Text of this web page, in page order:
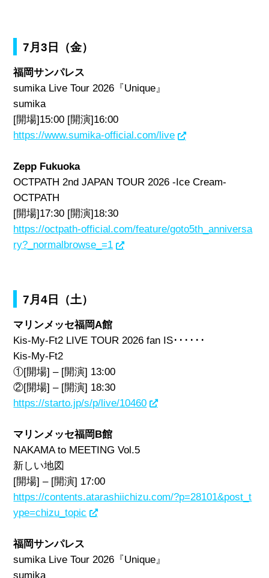
7月3日（金）
福岡サンパレス
sumika Live Tour 2026『Unique』
sumika
[開場]15:00 [開演]16:00
https://www.sumika-official.com/live
Zepp Fukuoka
OCTPATH 2nd JAPAN TOUR 2026 -Ice Cream-
OCTPATH
[開場]17:30 [開演]18:30
https://octpath-official.com/feature/goto5th_anniversa
ry?_normalbrowse_=1
7月4日（土）
マリンメッセ福岡A館
Kis-My-Ft2 LIVE TOUR 2026 fan IS･･････
Kis-My-Ft2
①[開場] – [開演] 13:00
②[開場] – [開演] 18:30
https://starto.jp/s/p/live/10460
マリンメッセ福岡B館
NAKAMA to MEETING Vol.5
新しい地図
[開場] – [開演] 17:00
https://contents.atarashiichizu.com/?p=28101&post_t
ype=chizu_topic
福岡サンパレス
sumika Live Tour 2026『Unique』
sumika